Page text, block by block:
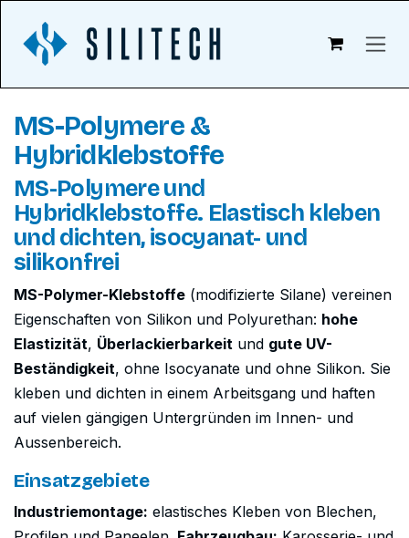
MS-Polymere &
Hybridklebstoffe
MS-Polymere und
Hybridklebstoffe. Elastisch kleben
und dichten, isocyanat- und
silikonfrei
MS-Polymer-Klebstoffe (modifizierte Silane) vereinen
Eigenschaften von Silikon und Polyurethan: hohe
Elastizität, Überlackierbarkeit und gute UV-
Beständigkeit, ohne Isocyanate und ohne Silikon. Sie
kleben und dichten in einem Arbeitsgang und haften
auf vielen gängigen Untergründen im Innen- und
Aussenbereich.
Einsatzgebiete
Industriemontage: elastisches Kleben von Blechen,